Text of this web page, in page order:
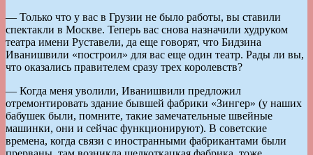
— Только что у вас в Грузии не было работы, вы ставили
спектакли в Москве. Теперь вас снова назначили худруком
театра имени Руставели, да еще говорят, что Бидзина
Иванишвили «построил» для вас еще один театр. Рады ли вы,
что оказались правителем сразу трех королевств?
— Когда меня уволили, Иванишвили предложил
отремонтировать здание бывшей фабрики «Зингер» (у наших
бабушек были, помните, такие замечательные швейные
машинки, они и сейчас функционируют). В советские
времена, когда связи с иностранными фабрикантами были